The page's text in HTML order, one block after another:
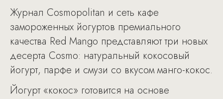
Журнал Cosmopolitan и сеть кафе
замороженных йогуртов премиального
качества Red Mango представляют три новых
десерта Cosmo: натуральный кокосовый
йогурт, парфе и смузи со вкусом манго-кокос.
Йогурт «кокос» готовится на основе